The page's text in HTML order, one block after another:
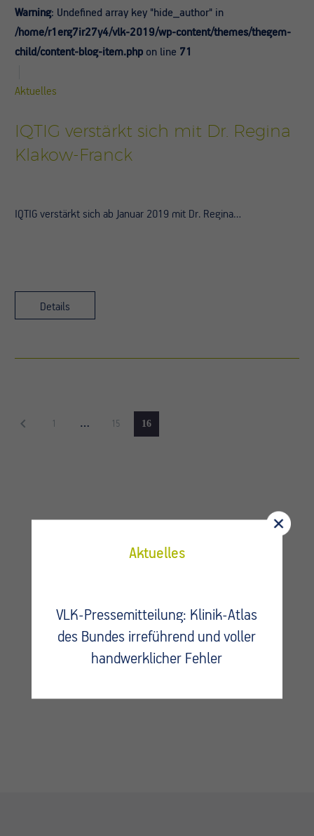
Warning: Undefined array key "hide_author" in
/home/r1erg7ir27y4/vlk-2019/wp-content/themes/thegem-
child/content-blog-item.php on line 71
Aktuelles
IQTIG verstärkt sich mit Dr. Regina
Klakow-Franck
IQTIG verstärkt sich ab Januar 2019 mit Dr. Regina…
Details
1 … 15 16
Aktuelles
VLK-Pressemitteilung: Klinik-Atlas
des Bundes irreführend und voller
handwerklicher Fehler